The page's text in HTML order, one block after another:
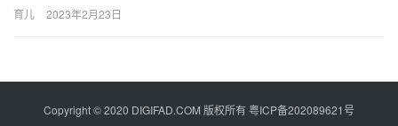
宝…
育儿 2023年2月23日
Copyright © 2020 DIGIFAD.COM 版权所有粤ICP备202089621号